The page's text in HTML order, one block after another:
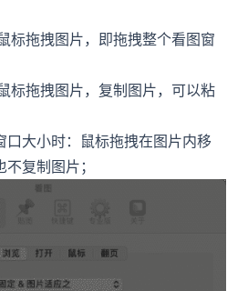
标拖拽图片，即拖拽整个看图窗
标拖拽图片，复制图片，可以粘
口大小时：鼠标拖拽在图片内移
复制图片；